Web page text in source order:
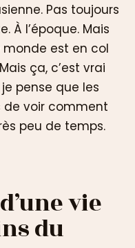
Pas toujours
À l’époque. Mais
monde est en col
ça, c’est vrai
pense que les
de voir comment
peu de temps.
vie
du